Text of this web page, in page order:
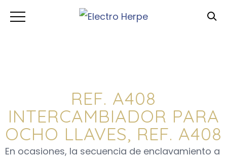
REF. A408
INTERCAMBIADOR PARA
OCHO LLAVES, REF. A408
En ocasiones, la secuencia de enclavamiento a